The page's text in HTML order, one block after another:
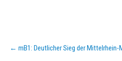
Post
navigation
← mB1: Deutlicher Sieg der